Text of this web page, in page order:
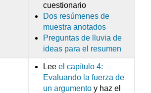
cuestionario
Dos resúmenes de
muestra anotados
Preguntas de lluvia de
ideas para el resumen
Lee el capítulo 4:
Evaluando la fuerza de
un argumentoy haz el